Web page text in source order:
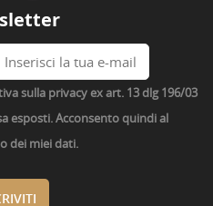
sulla privacy ex art. 13 dlg 196/03
esposti. Acconsento quindi al
dei miei dati.